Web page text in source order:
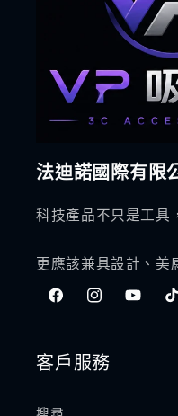
法迪諾國際有限
科技產品不只是工具
更應該兼具設計、美
FacebookInstagramYouTube
客戶服務